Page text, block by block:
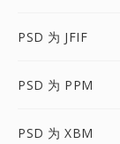
PSD 为 JFIF
PSD 为 PPM
PSD 为 XBM